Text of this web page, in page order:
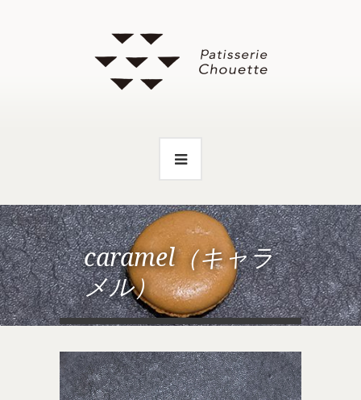
caramel（キャラ
メル）